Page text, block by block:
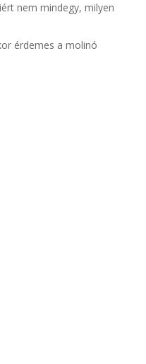
nem mindegy, milyen
érdemes a molinó